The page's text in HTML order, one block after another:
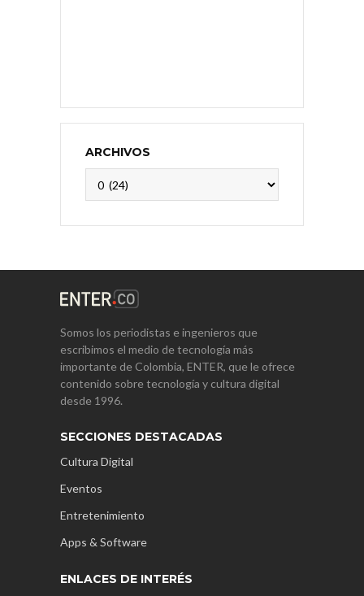
ARCHIVOS
Somos los periodistas e ingenieros que
escribimos el medio de tecnología más
importante de Colombia, ENTER, que le ofrece
contenido sobre tecnología y cultura digital
desde 1996.
SECCIONES DESTACADAS
Cultura Digital
Eventos
Entretenimiento
Apps & Software
ENLACES DE INTERÉS